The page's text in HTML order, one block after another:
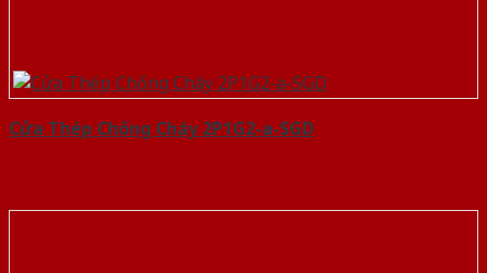
Cửa Thép Chống Cháy 2P1G2-a-SGD